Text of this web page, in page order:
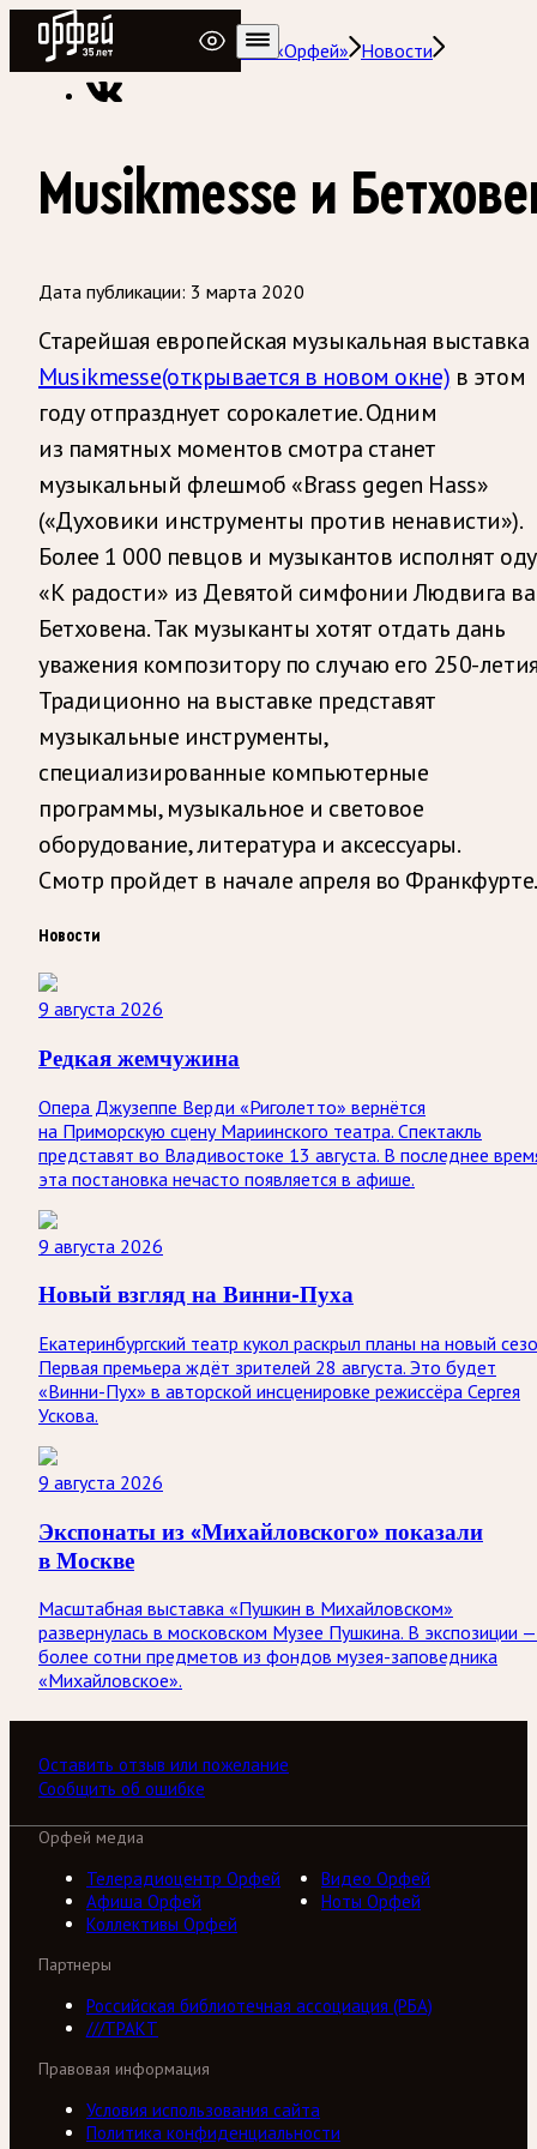
Радио Орфей
Радио классической музыки «Орфей» Новости
Musikmesse и
Дата публикации: 3 марта 2020
Старейшая европейская музыкальная выставка
Musikmesse(открывается в новом окне) в этом
году отпразднует сорокалетие. Одним
из памятных моментов смотра станет
музыкальный флешмоб «Brass gegen Hass»
(«Духовики инструменты против ненависти»).
Более 1 000 певцов и музыкантов исполнят оду
«К радости» из Девятой симфонии Людвига
Бетховена. Так музыканты хотят отдать дань
уважения композитору по случаю его 250-
Традиционно на выставке представят
музыкальные инструменты,
специализированные компьютерные
программы, музыкальное и световое
оборудование, литература и аксессуары.
Смотр пройдет в начале апреля во Франкфурте.
Новости
9 августа 2026
Редкая жемчужина
Опера Джузеппе Верди «Риголетто» вернётся
на Приморскую сцену Мариинского театра. Спектакль
представят во Владивостоке 13 августа. В последнее
эта постановка нечасто появляется в афише.
9 августа 2026
Новый взгляд на Винни-Пуха
Екатеринбургский театр кукол раскрыл планы на новый
Первая премьера ждёт зрителей 28 августа. Это будет
«Винни-Пух» в авторской инсценировке режиссёра Сергея
Ускова.
9 августа 2026
Экспонаты из «Михайловского» показали
в Москве
Масштабная выставка «Пушкин в Михайловском»
развернулась в московском Музее Пушкина. В экспозиции —
более сотни предметов из фондов музея-заповедника
«Михайловское».
Оставить отзыв или пожелание
Сообщить об ошибке
Орфей медиа
Телерадиоцентр Орфей
Видео Орфей
Афиша Орфей
Ноты Орфей
Коллективы Орфей
Партнеры
Российская библиотечная ассоциация (РБА)
///ТРАКТ
Правовая информация
Условия использования сайта
Политика конфиденциальности